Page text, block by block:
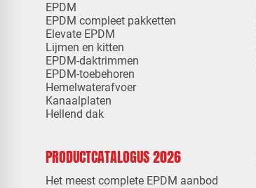
EPDM
EPDM compleet pakketten
Elevate EPDM
Lijmen en kitten
EPDM-daktrimmen
EPDM-toebehoren
Hemelwaterafvoer
Kanaalplaten
Hellend dak
PRODUCTCATALOGUS 2026
Het meest complete EPDM aanbod